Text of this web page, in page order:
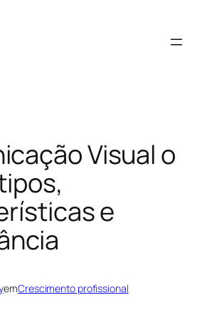
Visual o
e
emCrescimento profissional